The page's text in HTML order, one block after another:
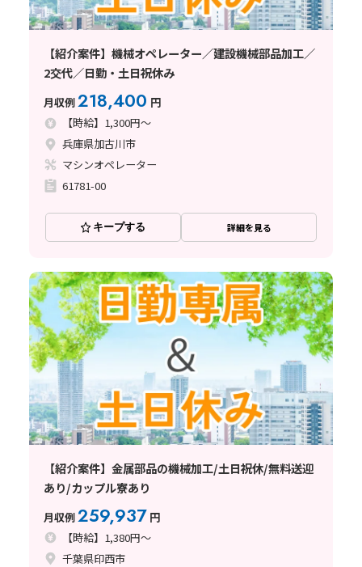
【紹介案件】機械オペレーター／建設機械部品加工／
2交代／日勤・土日祝休み
月収例218,400 円
【時給】1,300円～
兵庫県加古川市
マシンオペレーター
61781-00
キープする 詳細を見る
【紹介案件】金属部品の機械加工/土日祝休/無料送迎
あり/カップル寮あり
月収例259,937 円
【時給】1,380円～
千葉県印西市